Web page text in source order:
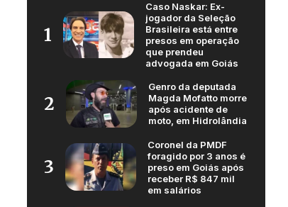
1
Caso Naskar: Ex-
jogador da Seleção
Brasileira está entre
presos em operação
que prendeu
advogada em Goiás
2
Genro da deputada
Magda Mofatto morre
após acidente de
moto, em Hidrolândia
3
Coronel da PMDF
foragido por 3 anos é
preso em Goiás após
receber R$ 847 mil
em salários